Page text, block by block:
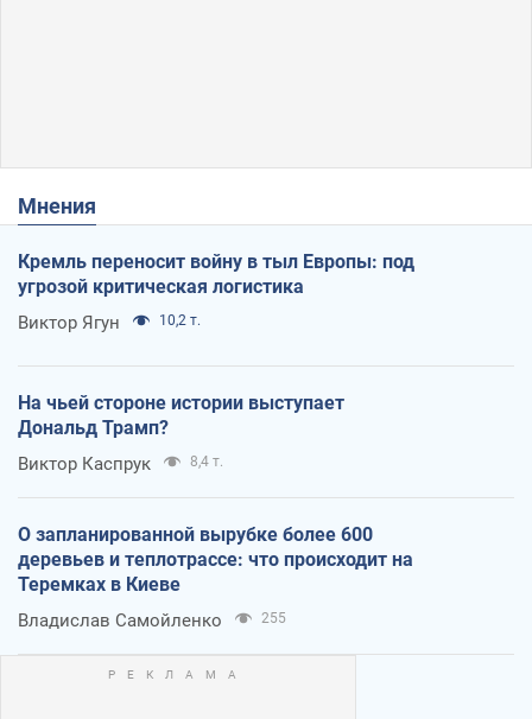
Мнения
Кремль переносит войну в тыл Европы: под
угрозой критическая логистика
Виктор Ягун 10,2 т.
На чьей стороне истории выступает
Дональд Трамп?
Виктор Каспрук 8,4 т.
О запланированной вырубке более 600
деревьев и теплотрассе: что происходит на
Теремках в Киеве
Владислав Самойленко 255